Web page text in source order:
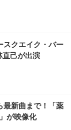
クエイク・バー
直己が出演
最新曲まで！「薬
が映像化